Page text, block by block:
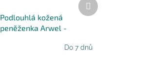
Podlouhlá kožená
peněženka Arwel -
Do 7 dnů
produkt